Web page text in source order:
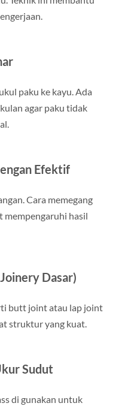
paku ke kayu. Ada
agar paku tidak
Efektif
Cara memegang
mempengaruhi hasil
Dasar)
butt joint atau lap joint
struktur yang kuat.
Sudut
di gunakan untuk